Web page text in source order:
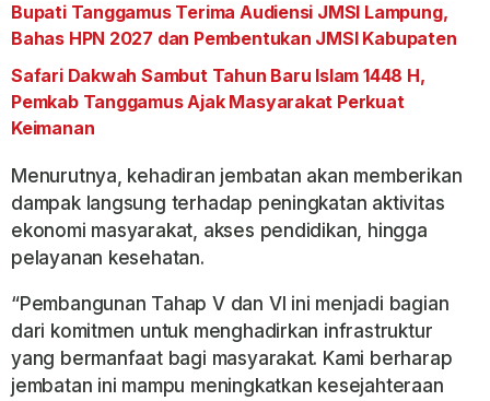
Bupati Tanggamus Terima Audiensi JMSI Lampung,
Bahas HPN 2027 dan Pembentukan JMSI Kabupaten
Safari Dakwah Sambut Tahun Baru Islam 1448 H,
Pemkab Tanggamus Ajak Masyarakat Perkuat
Keimanan
Menurutnya, kehadiran jembatan akan memberikan
dampak langsung terhadap peningkatan aktivitas
ekonomi masyarakat, akses pendidikan, hingga
pelayanan kesehatan.
“Pembangunan Tahap V dan VI ini menjadi bagian
dari komitmen untuk menghadirkan infrastruktur
yang bermanfaat bagi masyarakat. Kami berharap
jembatan ini mampu meningkatkan kesejahteraan